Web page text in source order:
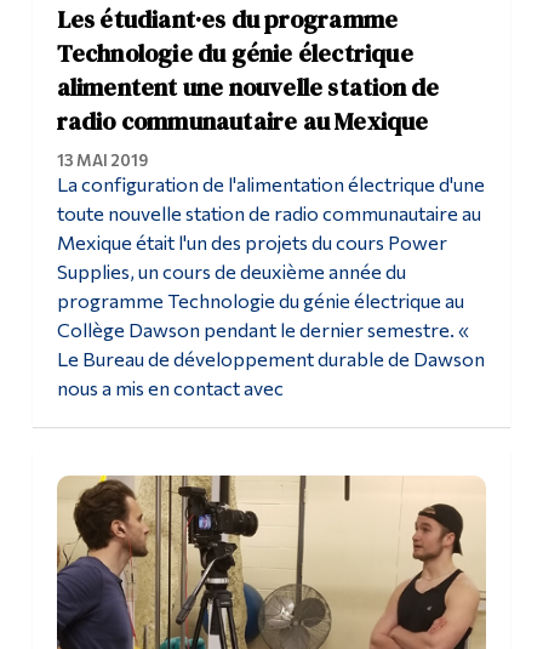
Les étudiant·es du programme
Technologie du génie électrique
alimentent une nouvelle station de
radio communautaire au Mexique
13 MAI 2019
La configuration de l'alimentation électrique d'une
toute nouvelle station de radio communautaire au
Mexique était l'un des projets du cours Power
Supplies, un cours de deuxième année du
programme Technologie du génie électrique au
Collège Dawson pendant le dernier semestre. «
Le Bureau de développement durable de Dawson
nous a mis en contact avec